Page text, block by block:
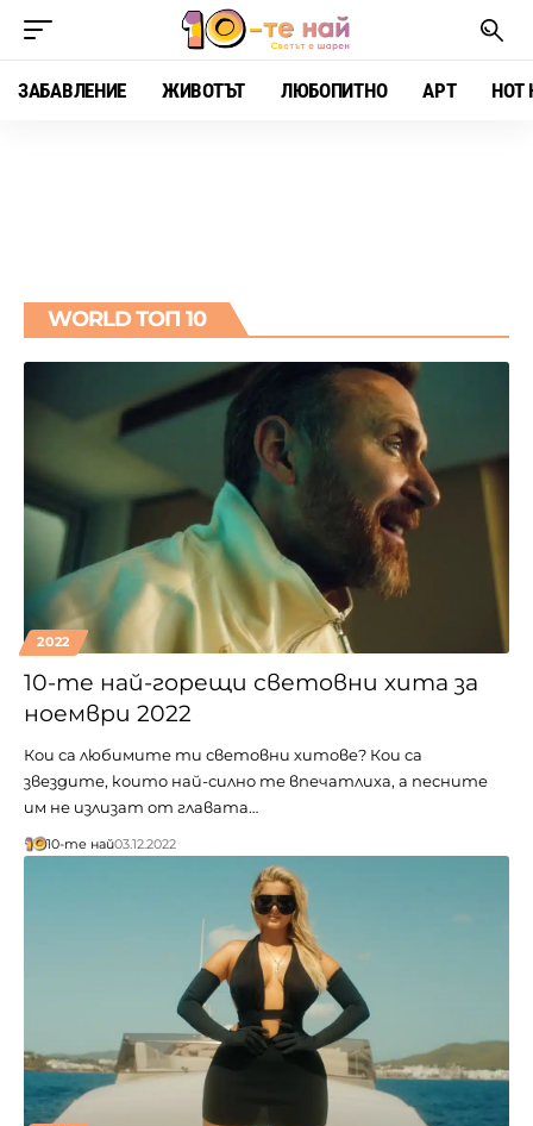
ЗАБАВЛЕНИЕ ЖИВОТЪТ ЛЮБОПИТНО АРТ HOT
WORLD ТОП 10
2022
10-те най-горещи световни хита за
ноември 2022
Кои са любимите ти световни хитове? Кои са
звездите, които най-силно те впечатлиха, а песните
им не излизат от главата…
10-те най03.12.2022